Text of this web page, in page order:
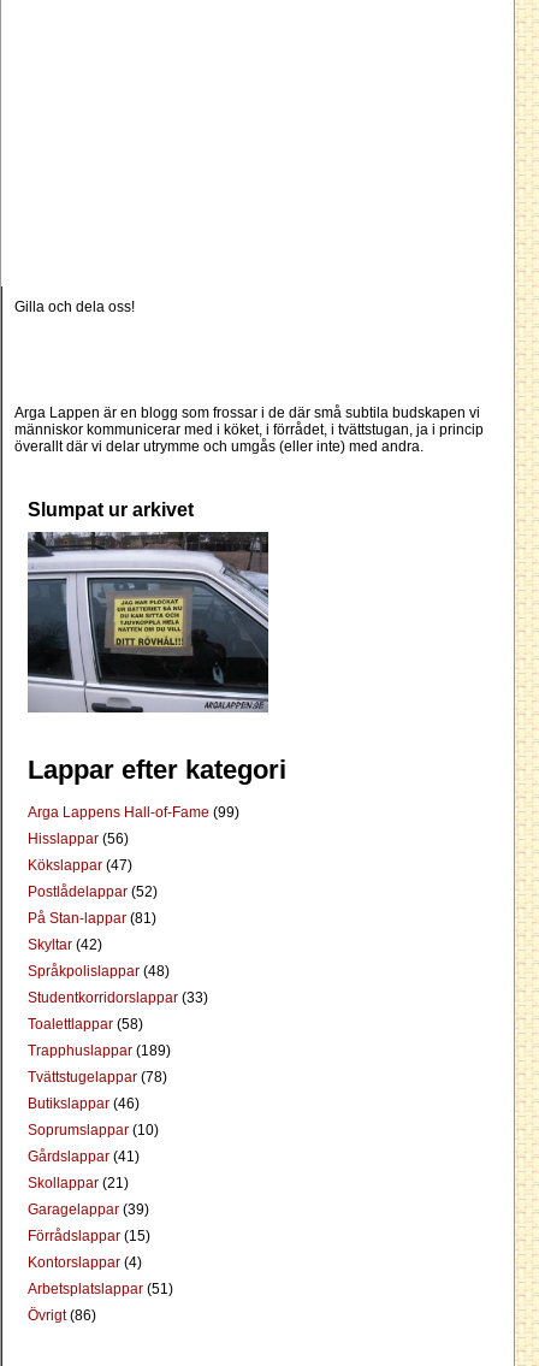
Gilla och dela oss!
Arga Lappen är en blogg som frossar i de där små subtila budskapen vi
människor kommunicerar med i köket, i förrådet, i tvättstugan, ja i princip
överallt där vi delar utrymme och umgås (eller inte) med andra.
Slumpat ur arkivet
Lappar efter kategori
Arga Lappens Hall-of-Fame (99)
Hisslappar (56)
Kökslappar (47)
Postlådelappar (52)
På Stan-lappar (81)
Skyltar (42)
Språkpolislappar (48)
Studentkorridorslappar (33)
Toalettlappar (58)
Trapphuslappar (189)
Tvättstugelappar (78)
Butikslappar (46)
Soprumslappar (10)
Gårdslappar (41)
Skollappar (21)
Garagelappar (39)
Förrådslappar (15)
Kontorslappar (4)
Arbetsplatslappar (51)
Övrigt(86)